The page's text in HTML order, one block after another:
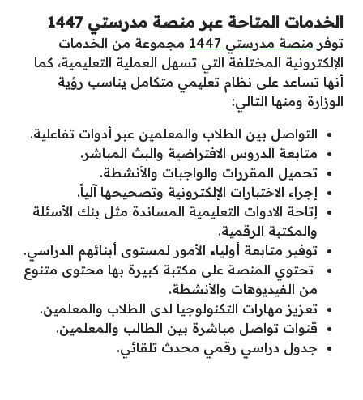
الخدمات المتاحة عبر منصة مدرستي 1447
توفر منصة مدرستي 1447
مجموعة من الخدمات
الإلكترونية المختلفة التي تسهل العملية التعليمية، كما
أنها تساعد على نظام تعليمي متكامل يناسب رؤية
الوزارة ومنها التالي:
التواصل بين الطلاب والمعلمين عبر أدوات تفاعلية.
متابعة الدروس الافتراضية والبث المباشر.
تحميل المقررات والواجبات والأنشطة.
إجراء الاختبارات الإلكترونية وتصحيحها آلياً.
إتاحة الادوات التعليمية المساندة مثل بنك الأسئلة
والمكتبة الرقمية.
توفير متابعة أولياء الأمور لمستوى أبنائهم الدراسي.
تحتوي المنصة على مكتبة كبيرة بها محتوى متنوع
من الفيديوهات والأنشطة.
تعزيز مهارات التكنولوجيا لدى الطلاب والمعلمين.
قنوات تواصل مباشرة بين الطالب والمعلمين.
جدول دراسي رقمي محدث تلقائي.